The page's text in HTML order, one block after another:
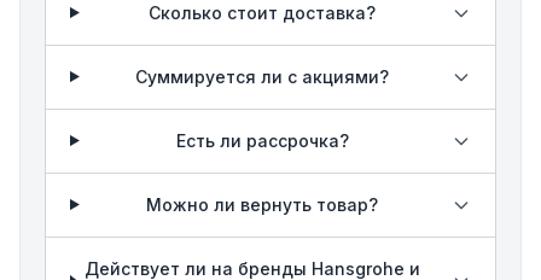
Сколько стоит доставка?
Суммируется ли с акциями?
Есть ли рассрочка?
Можно ли вернуть товар?
Действует ли на бренды Hansgrohe и